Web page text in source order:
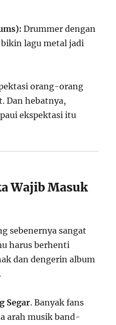
Drummer dengan
lagu metal jadi
orang-orang
Dan hebatnya,
ekspektasi itu
Wajib Masuk
sebenernya sangat
harus berhenti
dan dengerin album
.
Segar. Banyak fans
arah musik band-